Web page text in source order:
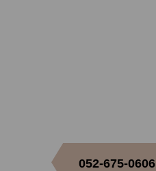
052-675-0606